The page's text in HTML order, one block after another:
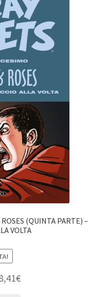
(QUINTA PARTE) –
VOLTA
€